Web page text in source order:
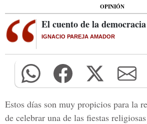
OPINIÓN
El cuento de la democracia
IGNACIO PAREJA AMADOR
Estos días son muy propicios para la
de celebrar una de las fiestas